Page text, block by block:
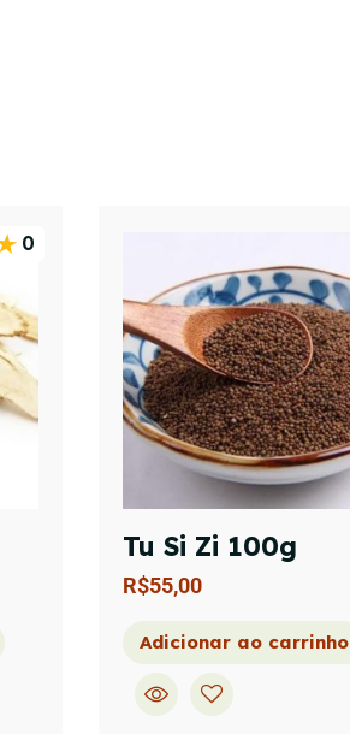
0
Tu Si Zi 100g
R$55,00
Adicionar ao carrinho